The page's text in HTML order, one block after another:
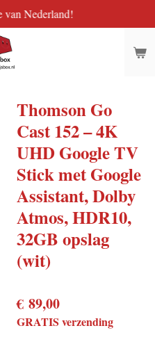
van Nederland!
Thomson Go
Cast 152 – 4K
UHD Google TV
Stick met Google
Assistant, Dolby
Atmos, HDR10,
32GB opslag
(wit)
€ 89,00
GRATIS verzending